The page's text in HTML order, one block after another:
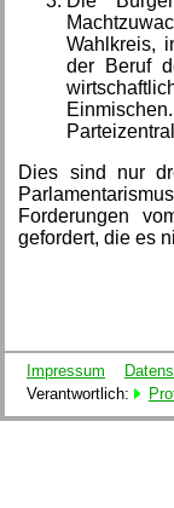
Wahlkreis,
der Beruf
Dies sind nur
Forderungen
gefordert, die es
Impressum
Verantwortlich: